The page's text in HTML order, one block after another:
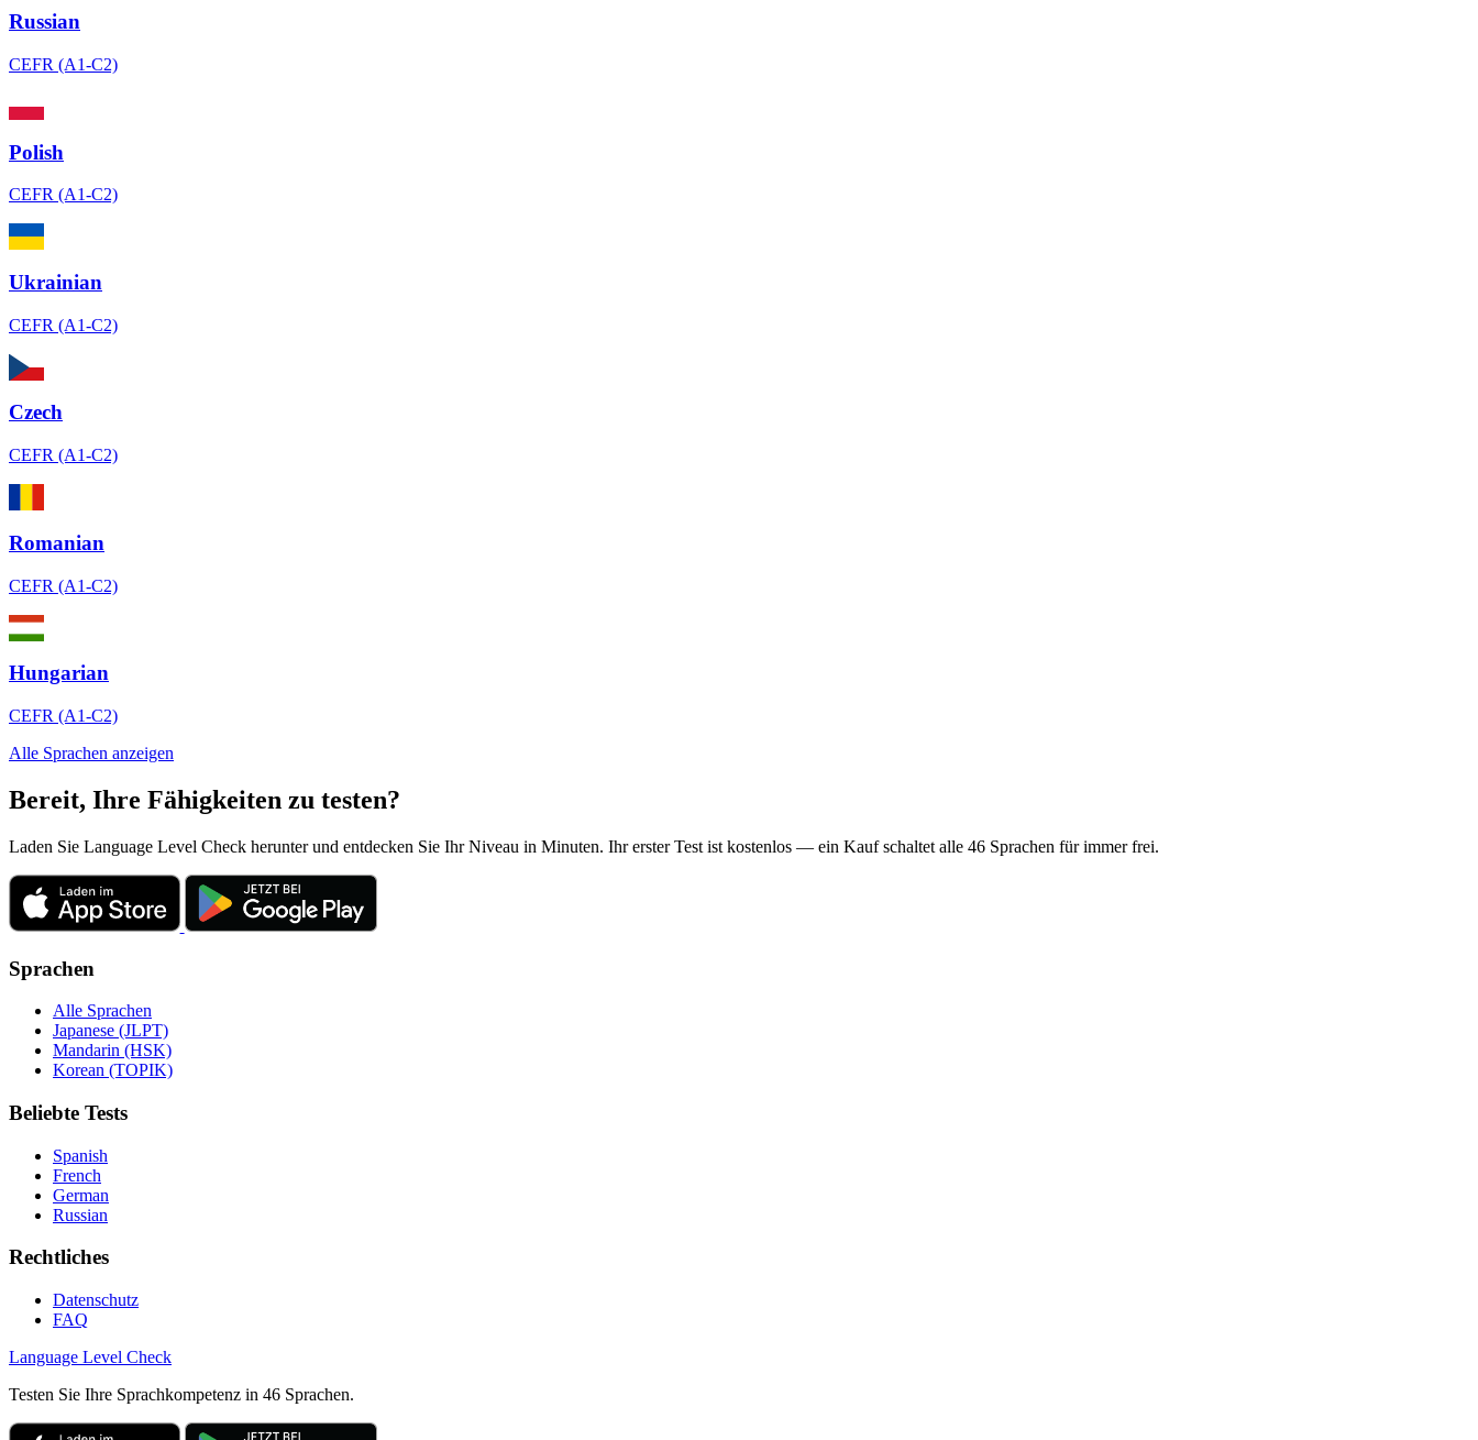
Russian
CEFR (A1-C2)
Polish
CEFR (A1-C2)
Ukrainian
CEFR (A1-C2)
Czech
CEFR (A1-C2)
Romanian
CEFR (A1-C2)
Hungarian
CEFR (A1-C2)
Alle Sprachen anzeigen
Bereit, Ihre Fähigkeiten zu testen?
Laden Sie Language Level Check herunter und entdecken Sie Ihr Niveau in Minuten. Ihr erster Test ist kostenlos — ein Kauf schaltet alle 46 Sprachen für immer frei.
Sprachen
Alle Sprachen
Japanese (JLPT)
Mandarin (HSK)
Korean (TOPIK)
Beliebte Tests
Spanish
French
German
Russian
Rechtliches
Datenschutz
FAQ
Language Level Check
Testen Sie Ihre Sprachkompetenz in 46 Sprachen.